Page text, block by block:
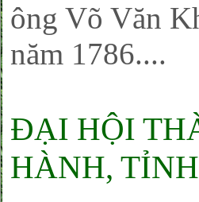
ông Võ Văn
năm 1786....
ĐẠI HỘI
HÀNH,